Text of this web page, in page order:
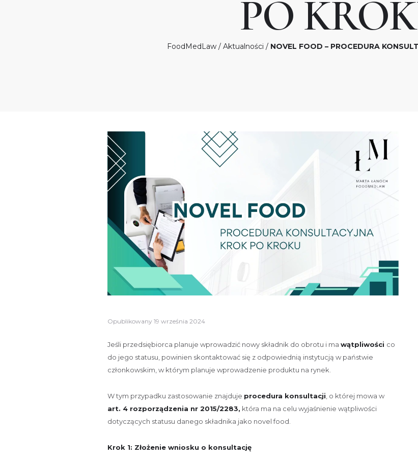
PO
FoodMedLaw / Aktualności / NOVEL FOOD – PROCEDURA
Opublikowany 19 września 2024
Jeśli przedsiębiorca planuje wprowadzić nowy składnik do obrotu i ma wątpliwości co
do jego statusu, powinien skontaktować się z odpowiednią instytucją w państwie
członkowskim, w którym planuje wprowadzenie produktu na rynek.
W tym przypadku zastosowanie znajduje procedura konsultacji , o której mowa w
art. 4 rozporządzenia nr 2015/2283, która ma na celu wyjaśnienie wątpliwości
dotyczących statusu danego składnika jako novel food.
Krok 1: Złożenie wniosku o konsultację